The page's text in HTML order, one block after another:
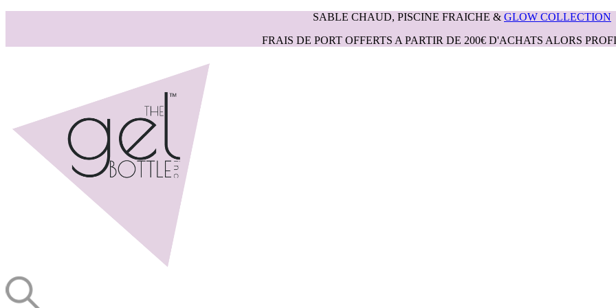
SABLE CHAUD, PISCINE FRAICHE & GLOW COLLECTION
FRAIS DE PORT OFFERTS A PARTIR DE 200€ D'ACHATS ALORS